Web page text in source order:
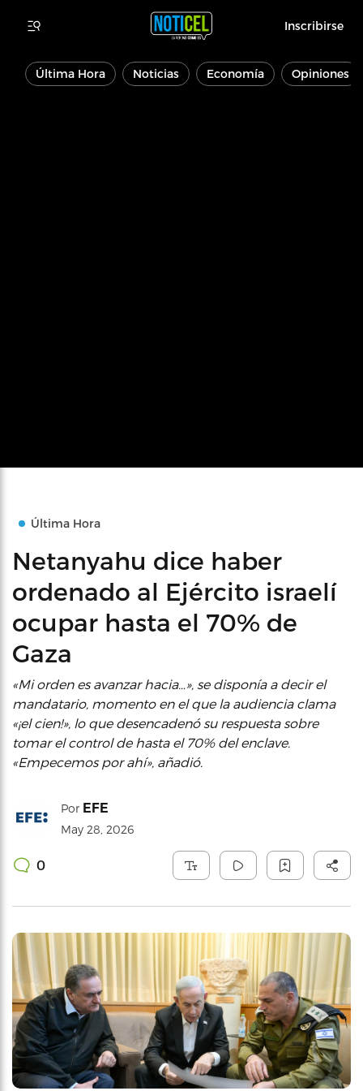
Inscribirse
Última Hora Noticias Economía Opiniones
Última Hora
Netanyahu dice haber
ordenado al Ejército israelí
ocupar hasta el 70% de
Gaza
«Mi orden es avanzar hacia…», se disponía a decir el
mandatario, momento en el que la audiencia clama
«¡el cien!», lo que desencadenó su respuesta sobre
tomar el control de hasta el 70% del enclave.
«Empecemos por ahí», añadió.
Por EFE
May 28, 2026
0